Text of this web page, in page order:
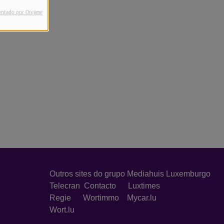
por Orejime
Outros sites do grupo Mediahuis Luxemburgo
Telecran Contacto
Luxtimes
Regie Wortimmo
Mycar.lu
Wort.lu